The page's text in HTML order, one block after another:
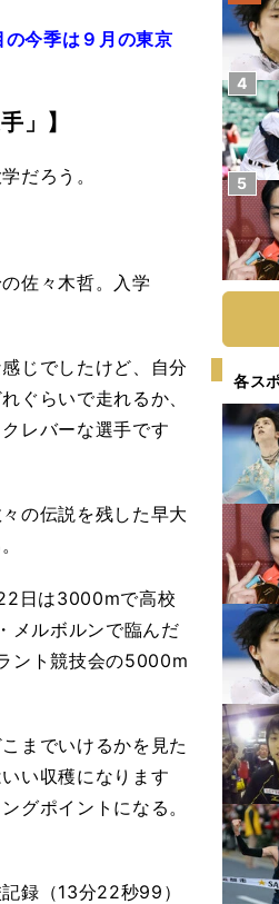
今季は９月の東京
」】
だろう。
佐々木哲。入学
じでしたけど、自分
ぐらいで走れるか、
レバーな選手です
の伝説を残した早大
日は3000mで高校
メルボルンで臨んだ
ント競技会の5000m
までいけるかを見た
い収穫になります
グポイントになる。
録（13分22秒99）
4
5
各ス